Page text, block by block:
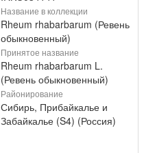
Название в коллекции
Rheum rhabarbarum (Ревень
обыкновенный)
Принятое название
Rheum rhabarbarum L.
(Ревень обыкновенный)
Районирование
Сибирь, Прибайкалье и
Забайкалье (S4) (Россия)